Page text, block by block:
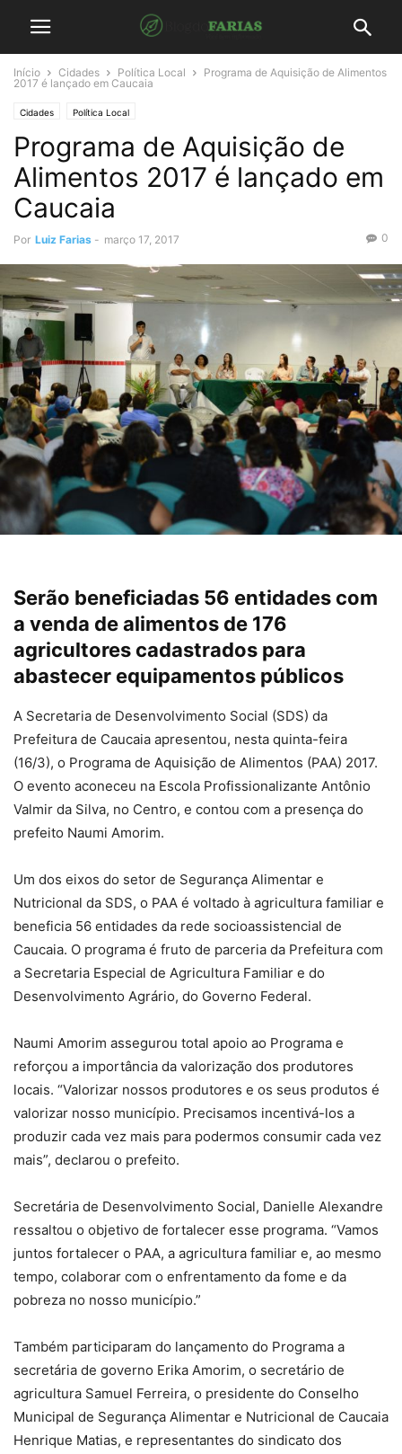
Início Cidades Política Local
Programa de Aquisição de Alimentos
2017 é lançado em Caucaia
Cidades Política Local
Programa de Aquisição de
Alimentos 2017 é lançado em
Caucaia
Por Luiz Farias - março 17, 2017 0
Serão beneficiadas 56 entidades com
a venda de alimentos de 176
agricultores cadastrados para
abastecer equipamentos públicos
A Secretaria de Desenvolvimento Social (SDS) da
Prefeitura de Caucaia apresentou, nesta quinta-feira
(16/3), o Programa de Aquisição de Alimentos (PAA) 2017.
O evento aconeceu na Escola Profissionalizante Antônio
Valmir da Silva, no Centro, e contou com a presença do
prefeito Naumi Amorim.
Um dos eixos do setor de Segurança Alimentar e
Nutricional da SDS, o PAA é voltado à agricultura familiar e
beneficia 56 entidades da rede socioassistencial de
Caucaia. O programa é fruto de parceria da Prefeitura com
a Secretaria Especial de Agricultura Familiar e do
Desenvolvimento Agrário, do Governo Federal.
Naumi Amorim assegurou total apoio ao Programa e
reforçou a importância da valorização dos produtores
locais. “Valorizar nossos produtores e os seus produtos é
valorizar nosso município. Precisamos incentivá-los a
produzir cada vez mais para podermos consumir cada vez
mais”, declarou o prefeito.
Secretária de Desenvolvimento Social, Danielle Alexandre
ressaltou o objetivo de fortalecer esse programa. “Vamos
juntos fortalecer o PAA, a agricultura familiar e, ao mesmo
tempo, colaborar com o enfrentamento da fome e da
pobreza no nosso município.”
Também participaram do lançamento do Programa a
secretária de governo Erika Amorim, o secretário de
agricultura Samuel Ferreira, o presidente do Conselho
Municipal de Segurança Alimentar e Nutricional de Caucaia
Henrique Matias, e representantes do sindicato dos